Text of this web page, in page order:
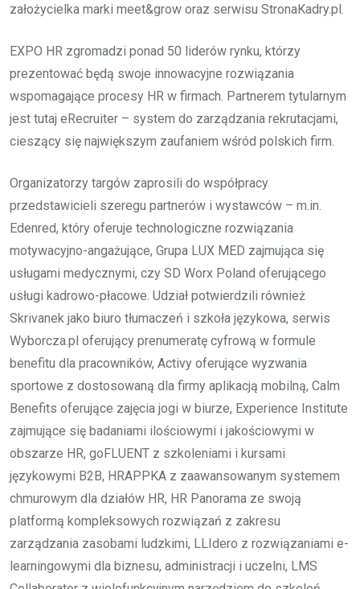
założycielka marki meet&grow oraz serwisu StronaKadry.pl.
EXPO HR zgromadzi ponad 50 liderów rynku, którzy
prezentować będą swoje innowacyjne rozwiązania
wspomagające procesy HR w firmach. Partnerem tytularnym
jest tutaj eRecruiter – system do zarządzania rekrutacjami,
cieszący się największym zaufaniem wśród polskich firm.
Organizatorzy targów zaprosili do współpracy
przedstawicieli szeregu partnerów i wystawców – m.in.
Edenred, który oferuje technologiczne rozwiązania
motywacyjno-angażujące, Grupa LUX MED zajmująca się
usługami medycznymi, czy SD Worx Poland oferującego
usługi kadrowo-płacowe. Udział potwierdzili również
Skrivanek jako biuro tłumaczeń i szkoła językowa, serwis
Wyborcza.pl oferujący prenumeratę cyfrową w formule
benefitu dla pracowników, Activy oferujące wyzwania
sportowe z dostosowaną dla firmy aplikacją mobilną, Calm
Benefits oferujące zajęcia jogi w biurze, Experience Institute
zajmujące się badaniami ilościowymi i jakościowymi w
obszarze HR, goFLUENT z szkoleniami i kursami
językowymi B2B, HRAPPKA z zaawansowanym systemem
chmurowym dla działów HR, HR Panorama ze swoją
platformą kompleksowych rozwiązań z zakresu
zarządzania zasobami ludzkimi, LLIdero z rozwiązaniami e-
learningowymi dla biznesu, administracji i uczelni, LMS